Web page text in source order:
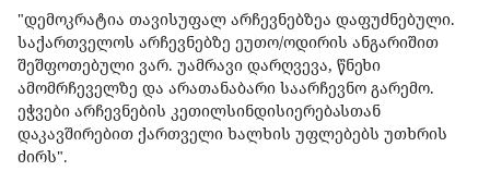
"დემოკრატია თავისუფალ არჩევნებზეა დაფუძნებული.
საქართველოს არჩევნებზე ეუთო/ოდირის ანგარიშით
შეშფოთებული ვარ. უამრავი დარღვევა, წნეხი
ამომრჩეველზე და არათანაბარი საარჩევნო გარემო.
ეჭვები არჩევნების კეთილსინდისიერებასთან
დაკავშირებით ქართველი ხალხის უფლებებს უთხრის
ძირს".